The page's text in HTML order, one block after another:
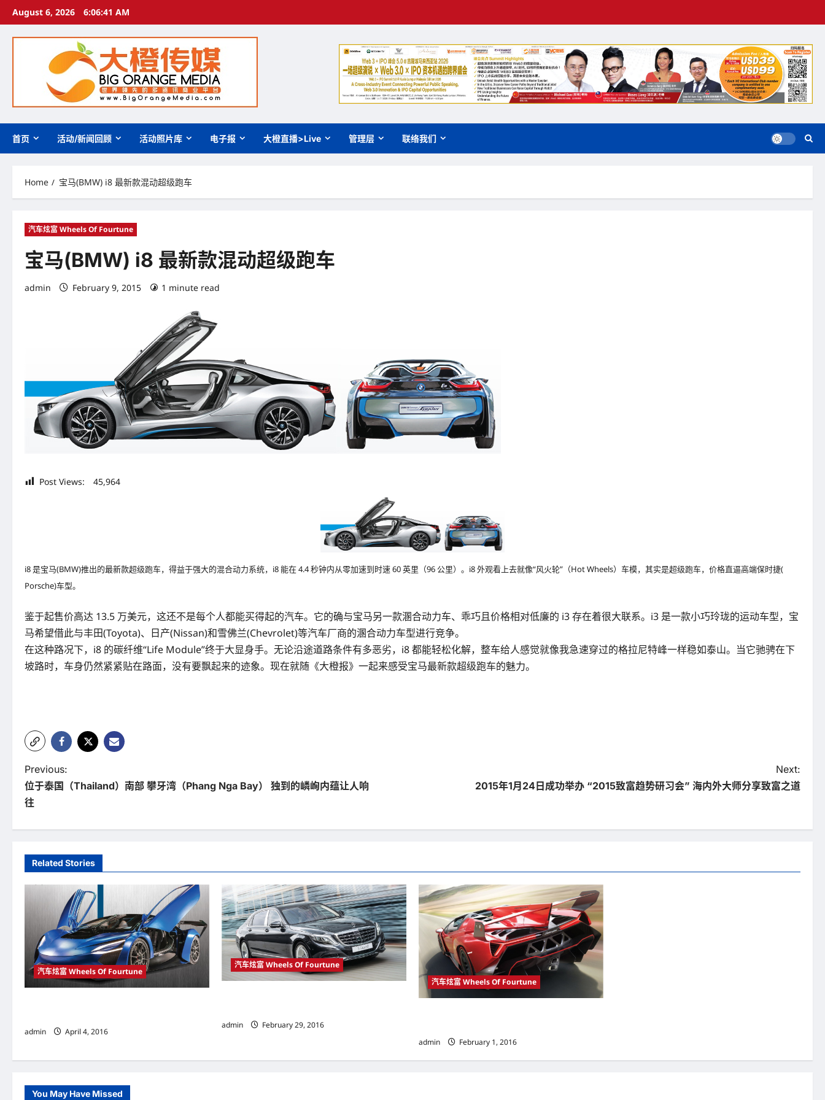
Skip
content
August 6, 2026 6:06:42 AM
首页 活动/新闻回顾 活动照片库 电子报 大橙直播>Live 管理层 联络我们
Home 宝马(BMW) i8 最新款混动超级跑车
汽车炫富 Wheels Of Fourtune
宝马(BMW) i8 最新款混动超级跑车
admin February 9, 2015 1 minute read
Post Views: 45,964
i8 是宝马(BMW)推出的最新款超级跑车，得益于强大的混合动力系统，i8 能在 4.4 秒钟内从零加速到时速 60 英里（96 公里）。i8 外观看上去就像“风火轮”（Hot Wheels）车模，其实是超级跑车，价格直逼高端保时捷(
Porsche)车型。
鉴于起售价高达 13.5 万美元，这还不是每个人都能买得起的汽车。它的确与宝马另一款溷合动力车、乖巧且价格相对低廉的 i3 存在着很大联系。i3 是一款小巧玲珑的运动车型，宝
马希望借此与丰田(Toyota)、日产(Nissan)和雪佛兰(Chevrolet)等汽车厂商的溷合动力车型进行竞争。
在这种路况下，i8 的碳纤维“Life Module”终于大显身手。无论沿途道路条件有多恶劣，i8 都能轻松化解，整车给人感觉就像我急速穿过的格拉尼特峰一样稳如泰山。当它驰骋在下
坡路时，车身仍然紧紧贴在路面，没有要飘起来的迹象。现在就随《大橙报》一起来感受宝马最新款超级跑车的魅力。
P
o
n
a
v
i
g
a
t
o
n
Previous:
位于泰国（Thailand）南部 攀牙湾（Phang Nga Bay） 独到的嶙峋内蕴让人响
往
Next:
2015年1月24日成功举办 “2015致富趋势研习会” 海内外大师分享致富之道
Related Stories
汽车炫富 Wheels Of Fourtune
admin
April 4, 2016
汽车炫富 Wheels Of Fourtune
admin
February 29, 2016
汽车炫富 Wheels Of Fourtune
admin
February 1, 2016
You May Have Missed